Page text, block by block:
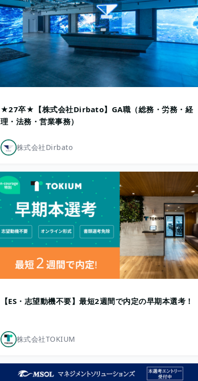
★27卒★【株式会社Dirbato】GA職（総務・労務・経
理・法務・営業事務）
株式会社Dirbato
【ES・志望動機不要】最短2週間で内定の早期本選考！
株式会社TOKIUM